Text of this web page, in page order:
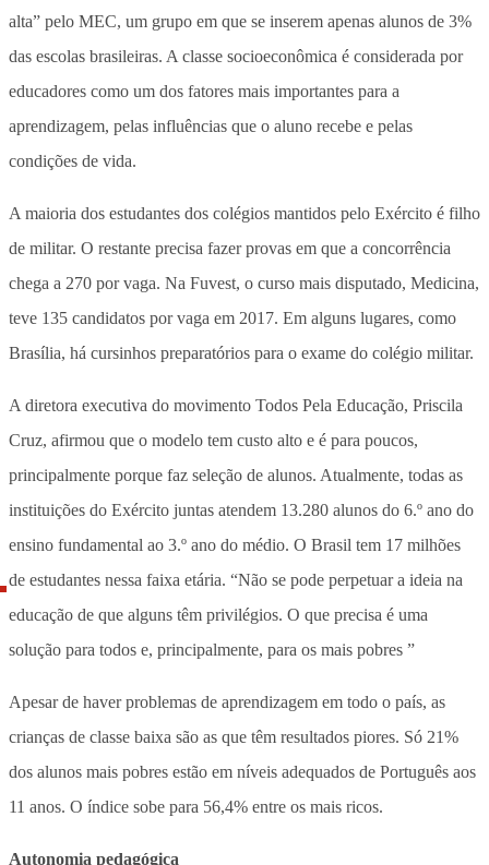
alta” pelo MEC, um grupo em que se inserem apenas alunos de 3%
das escolas brasileiras. A classe socioeconômica é considerada por
educadores como um dos fatores mais importantes para a
aprendizagem, pelas influências que o aluno recebe e pelas
condições de vida.
A maioria dos estudantes dos colégios mantidos pelo Exército é filho
de militar. O restante precisa fazer provas em que a concorrência
chega a 270 por vaga. Na Fuvest, o curso mais disputado, Medicina,
teve 135 candidatos por vaga em 2017. Em alguns lugares, como
Brasília, há cursinhos preparatórios para o exame do colégio militar.
A diretora executiva do movimento Todos Pela Educação, Priscila
Cruz, afirmou que o modelo tem custo alto e é para poucos,
principalmente porque faz seleção de alunos. Atualmente, todas as
instituições do Exército juntas atendem 13.280 alunos do 6.º ano do
ensino fundamental ao 3.º ano do médio. O Brasil tem 17 milhões
de estudantes nessa faixa etária. “Não se pode perpetuar a ideia na
educação de que alguns têm privilégios. O que precisa é uma
solução para todos e, principalmente, para os mais pobres ”
Apesar de haver problemas de aprendizagem em todo o país, as
crianças de classe baixa são as que têm resultados piores. Só 21%
dos alunos mais pobres estão em níveis adequados de Português aos
11 anos. O índice sobe para 56,4% entre os mais ricos.
Autonomia pedagógica